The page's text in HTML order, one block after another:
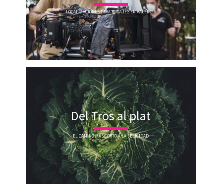
LOCALIZACIONES PARA RODAJES EN VALENCIA
Del Tros al plat
EL CAMINO MÁS CORTO A LA FELICIDAD